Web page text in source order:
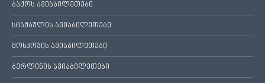
ბაქოს ავიაბილეთები
სტამბულის ავიაბილეთები
მოსკოვის ავიაბილეთები
ბერლინის ავიაბილეთები